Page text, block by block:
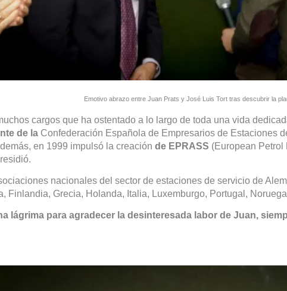
Emotivo abrazo entre Juan Prats y José Luis Tort tras descubrir la
cargos que ha ostentado a lo largo de toda una vida
de la Confederación Española de Empresarios de Estaciones
en 1999 impulsó la creación de EPRASS (European Petrol
nacionales del sector de estaciones de servicio de
Finlandia, Grecia, Holanda, Italia, Luxemburgo, Portugal,
lágrima para agradecer la desinteresada labor de Juan,